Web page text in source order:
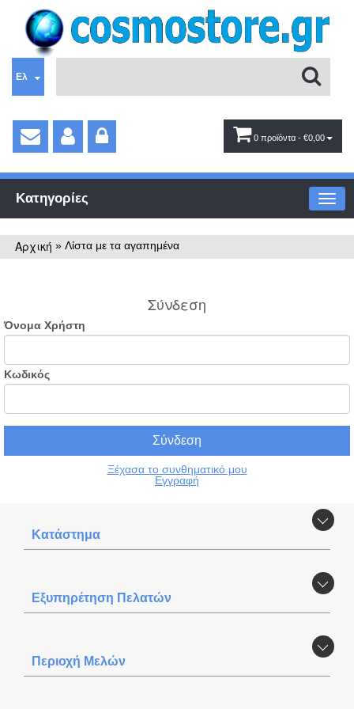
Ελ
0 προϊόντα - €0,00
Κατηγορίες
Αρχική » Λίστα με τα αγαπημένα
Σύνδεση
Όνομα Χρήστη
Κωδικός
Ξέχασα το συνθηματικό μου
Εγγραφή
Κατάστημα
Εξυπηρέτηση Πελατών
Περιοχή Mελών